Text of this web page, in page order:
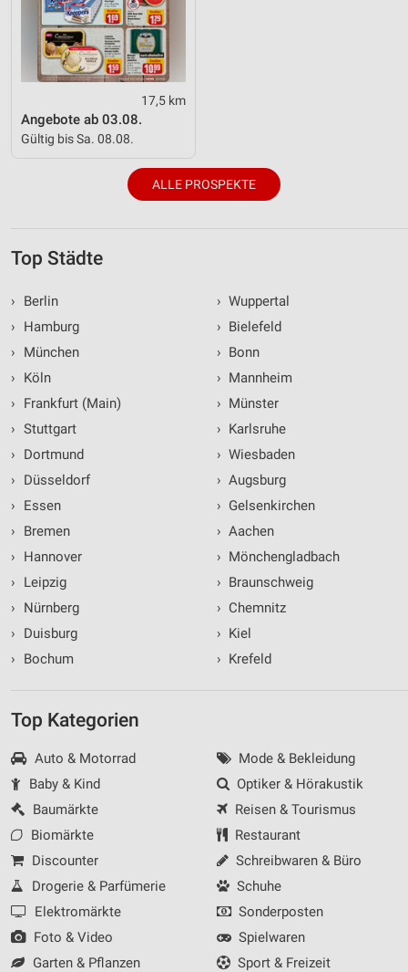
17,5 km
Angebote ab 03.08.
Gültig bis Sa. 08.08.
ALLE PROSPEKTE
Top Städte
›
Berlin
›
Hamburg
›
München
›
Köln
›
Frankfurt (Main)
› Stuttgart
›
Dortmund
›
Düsseldorf
›
Essen
›
Bremen
›
Hannover
›
Leipzig
›
Nürnberg
›
Duisburg
›
Bochum
› Wuppertal
› Bielefeld
› Bonn
› Mannheim
› Münster
› Karlsruhe
› Wiesbaden
› Augsburg
› Gelsenkirchen
› Aachen
› Mönchengladbach
› Braunschweig
› Chemnitz
› Kiel
› Krefeld
Top Kategorien
Auto & Motorrad
Baby & Kind
Baumärkte
Biomärkte
Discounter
Drogerie & Parfümerie
Elektromärkte
Foto & Video
Garten & Pflanzen
Mode & Bekleidung
Optiker & Hörakustik
Reisen & Tourismus
Restaurant
Schreibwaren & Büro
Schuhe
Sonderposten
Spielwaren
Sport & Freizeit